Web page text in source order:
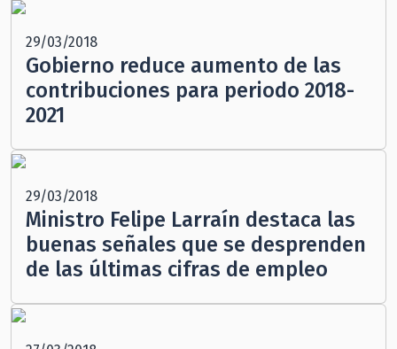
29/03/2018
Gobierno reduce aumento de las
contribuciones para periodo 2018-
2021
29/03/2018
Ministro Felipe Larraín destaca las
buenas señales que se desprenden
de las últimas cifras de empleo